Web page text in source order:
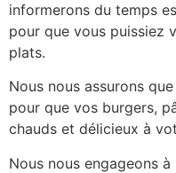
informerons du temps
pour que vous puissiez
plats.
Nous nous assurons
pour que vos burgers,
chauds et délicieux à
Nous nous engageons